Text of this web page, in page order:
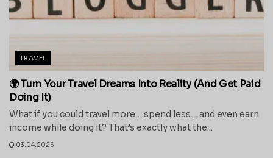
TRAVEL
🌍 Turn Your Travel Dreams Into Reality (And Get Paid
Doing It)
What if you could travel more… spend less… and even earn
income while doing it? That’s exactly what the...
03.04.2026